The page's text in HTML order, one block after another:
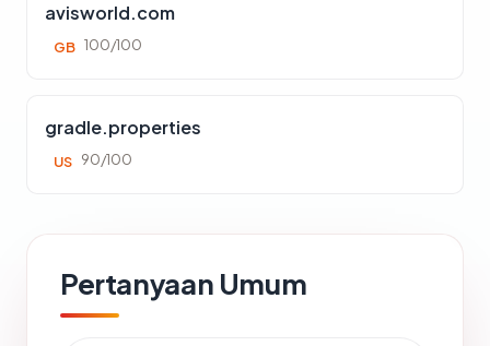
avisworld.com
GB 100/100
gradle.properties
US 90/100
Pertanyaan Umum